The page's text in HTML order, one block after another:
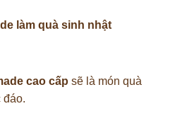
làm quà sinh nhật
cao cấp sẽ là món quà
đáo.